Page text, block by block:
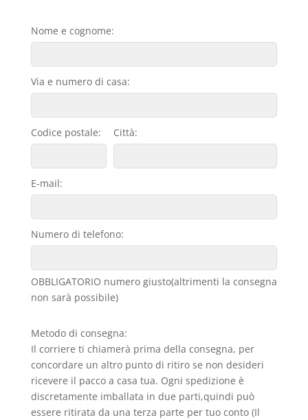
Nome e cognome:
Via e numero di casa:
Codice postale: Città:
E-mail:
Numero di telefono:
OBBLIGATORIO numero giusto(altrimenti la consegna
non sarà possibile)
Metodo di consegna:
Il corriere ti chiamerà prima della consegna, per
concordare un altro punto di ritiro se non desideri
ricevere il pacco a casa tua. Ogni spedizione è
discretamente imballata in due parti,quindi può
essere ritirata da una terza parte per tuo conto (Il